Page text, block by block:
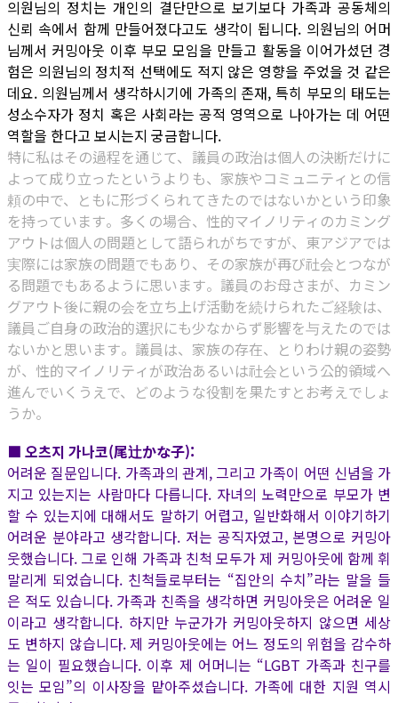
의원님의 정치는 개인의 결단만으로 보기보다 가족과 공동체의
신뢰 속에서 함께 만들어졌다고도 생각이 됩니다. 의원님의 어머
님께서 커밍아웃 이후 부모 모임을 만들고 활동을 이어가셨던 경
험은 의원님의 정치적 선택에도 적지 않은 영향을 주었을 것 같은
데요. 의원님께서 생각하시기에 가족의 존재, 특히 부모의 태도는
성소수자가 정치 혹은 사회라는 공적 영역으로 나아가는 데 어떤
역할을 한다고 보시는지 궁금합니다.
特に私はその過程を通じて、議員の政治は個人の決断だけに
よって成り立ったというよりも、家族やコミュニティとの信
頼の中で、ともに形づくられてきたのではないかという印象
を持っています。多くの場合、性的マイノリティのカミング
アウトは個人の問題として語られがちですが、東アジアでは
実際には家族の問題でもあり、その家族が再び社会とつなが
る問題でもあるように思います。議員のお母さまが、カミン
グアウト後に親の会を立ち上げ活動を続けられたご経験は、
議員ご自身の政治的選択にも少なからず影響を与えたのでは
ないかと思います。議員は、家族の存在、とりわけ親の姿勢
が、性的マイノリティが政治あるいは社会という公的領域へ
進んでいくうえで、どのような役割を果たすとお考えでしょ
うか。
■ 오츠지 가나코(尾辻かな子):
어려운 질문입니다. 가족과의 관계, 그리고 가족이 어떤 신념을 가
지고 있는지는 사람마다 다릅니다. 자녀의 노력만으로 부모가 변
할 수 있는지에 대해서도 말하기 어렵고, 일반화해서 이야기하기
어려운 분야라고 생각합니다. 저는 공직자였고, 본명으로 커밍아
웃했습니다. 그로 인해 가족과 친척 모두가 제 커밍아웃에 함께 휘
말리게 되었습니다. 친척들로부터는 “집안의 수치”라는 말을 들
은 적도 있습니다. 가족과 친족을 생각하면 커밍아웃은 어려운 일
이라고 생각합니다. 하지만 누군가가 커밍아웃하지 않으면 세상
도 변하지 않습니다. 제 커밍아웃에는 어느 정도의 위험을 감수하
는 일이 필요했습니다. 이후 제 어머니는 “LGBT 가족과 친구를
잇는 모임”의 이사장을 맡아주셨습니다. 가족에 대한 지원 역시